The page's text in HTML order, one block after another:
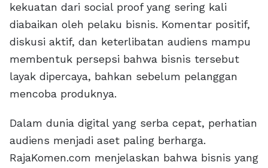
kekuatan dari social proof yang sering kali
diabaikan oleh pelaku bisnis. Komentar positif,
diskusi aktif, dan keterlibatan audiens mampu
membentuk persepsi bahwa bisnis tersebut
layak dipercaya, bahkan sebelum pelanggan
mencoba produknya.
Dalam dunia digital yang serba cepat, perhatian
audiens menjadi aset paling berharga.
RajaKomen.com menjelaskan bahwa bisnis yang